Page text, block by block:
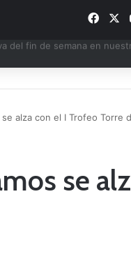
de Tercera RFEF
se alza con el I Trofeo Torre
se